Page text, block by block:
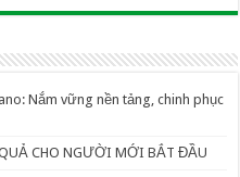
Nắm vững nền tảng, chinh phục
CHO NGƯỜI MỚI BẮT ĐẦU